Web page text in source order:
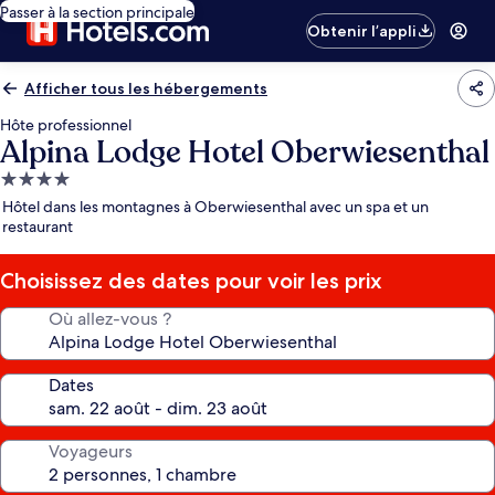
Passer à la section principale
Obtenir l’appli
Afficher tous les hébergements
Hôte professionnel
Alpina Lodge Hotel Oberwiesenthal
Hébergement
4.0 étoiles
Hôtel dans les montagnes à Oberwiesenthal avec un spa et un
restaurant
Choisissez des dates pour voir les prix
Où allez-vous ?
Dates
Voyageurs